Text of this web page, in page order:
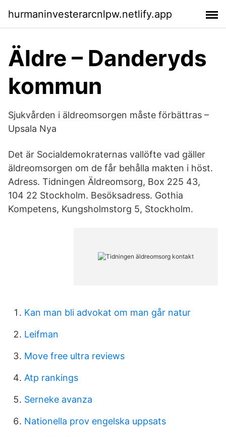
hurmaninvesterarcnlpw.netlify.app
Äldre – Danderyds
kommun
Sjukvården i äldreomsorgen måste förbättras –
Upsala Nya
Det är Socialdemokraternas vallöfte vad gäller
äldreomsorgen om de får behålla makten i höst.
Adress. Tidningen Äldreomsorg, Box 225 43,
104 22 Stockholm. Besöksadress. Gothia
Kompetens, Kungsholmstorg 5, Stockholm.
Kan man bli advokat om man går natur
Leifman
Move free ultra reviews
Atp rankings
Serneke avanza
Nationella prov engelska uppsats